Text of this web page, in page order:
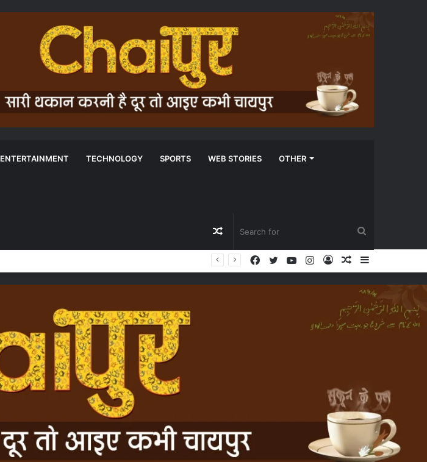
ENTERTAINMENT TECHNOLOGY SPORTS WEB STORIES OTHER
for
Random
Article
बघेल Sidebar
Random
Log
Instagram
YouTube
Twitter
Facebook